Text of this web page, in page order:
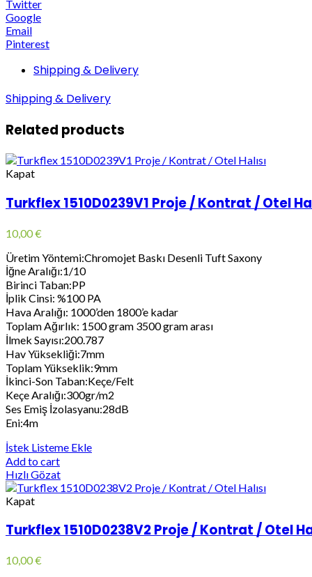
Twitter
Google
Email
Pinterest
Shipping & Delivery
Shipping & Delivery
Related products
Kapat
Turkflex 1510D0239V1 Proje / Kontrat / Otel
10,00€
Üretim Yöntemi:Chromojet Baskı Desenli Tuft Saxony
İğne Aralığı:1/10
Birinci Taban:PP
İplik Cinsi: %100 PA
Hava Aralığı: 1000’den 1800’e kadar
Toplam Ağırlık: 1500 gram 3500 gram arası
İlmek Sayısı:200.787
Hav Yüksekliği:7mm
Toplam Yükseklik:9mm
İkinci-Son Taban:Keçe/Felt
Keçe Aralığı:300gr/m2
Ses Emiş İzolasyanu:28dB
Eni:4m
İstek Listeme Ekle
Add to cart
Hızlı Gözat
Kapat
Turkflex 1510D0238V2 Proje / Kontrat / Otel
10,00€